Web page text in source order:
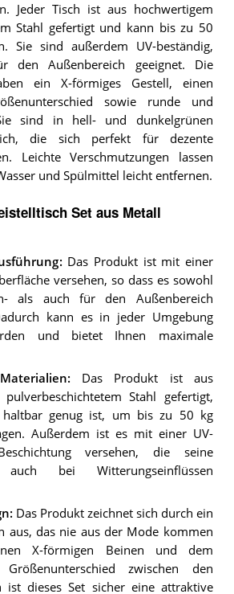
Jeder Tisch ist aus hochwertigem
Stahl gefertigt und kann bis zu 50
Sie sind außerdem UV-beständig,
den Außenbereich geeignet. Die
ein X-förmiges Gestell, einen
sowie runde und
sind in hell- und dunkelgrünen
die sich perfekt für dezente
Leichte Verschmutzungen lassen
und Spülmittel leicht entfernen.
Set aus Metall
: Das Produkt ist mit einer
versehen, so dass es sowohl
als auch für den Außenbereich
kann es in jeder Umgebung
und bietet Ihnen maximale
: Das Produkt ist aus
pulverbeschichtetem Stahl gefertigt,
genug ist, um bis zu 50 kg
Außerdem ist es mit einer UV-
versehen, die seine
auch bei Witterungseinflüssen
: Das Produkt zeichnet sich durch ein
aus, das nie aus der Mode kommen
X-förmigen Beinen und dem
Größenunterschied zwischen den
ist dieses Set sicher eine attraktive